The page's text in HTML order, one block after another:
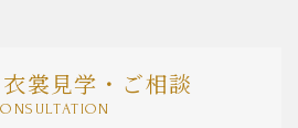
裳見学・ご相談